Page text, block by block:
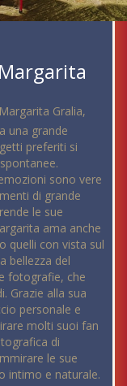
Gralia,
una grande
preferiti si
sono vere
di grande
le sue
ama anche
quelli con vista sul
bellezza del
fotografie, che
Grazie alla sua
personale e
molti suoi fan
di
le sue
intimo e naturale.